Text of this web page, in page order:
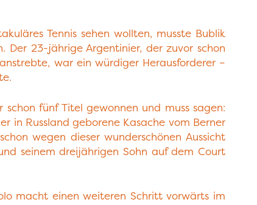
Tennis sehen wollten, musste Bublik
23-jährige Argentinier, der zuvor schon
war ein würdiger Herausforderer –
fünf Titel gewonnen und muss sagen:
in Russland geborene Kasache vom Berner
wegen dieser wunderschönen Aussicht
seinem dreijährigen Sohn auf dem Court
macht einen weiteren Schritt vorwärts im